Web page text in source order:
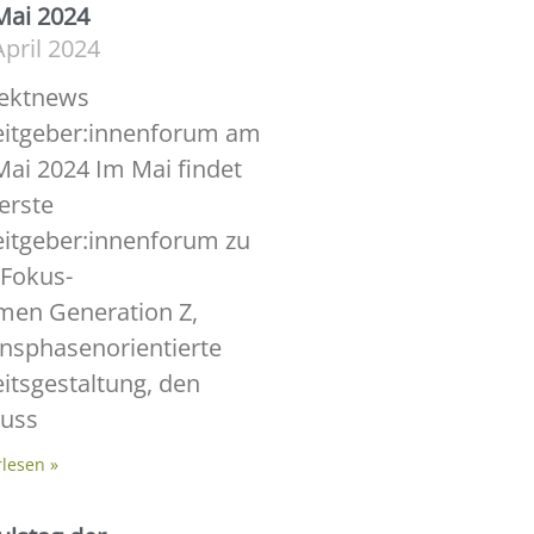
2024
2024
am
2024 Im Mai findet
zu
Generation Z,
den
»